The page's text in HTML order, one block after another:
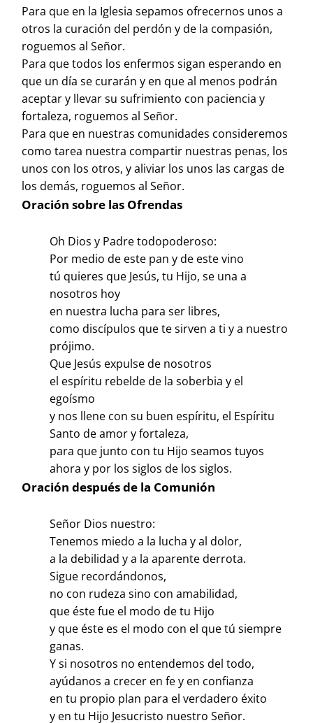
Para que en la Iglesia sepamos ofrecernos unos a
otros la curación del perdón y de la compasión,
roguemos al Señor.
Para que todos los enfermos sigan esperando en
que un día se curarán y en que al menos podrán
aceptar y llevar su sufrimiento con paciencia y
fortaleza, roguemos al Señor.
Para que en nuestras comunidades consideremos
como tarea nuestra compartir nuestras penas, los
unos con los otros, y aliviar los unos las cargas de
los demás, roguemos al Señor.
Oración sobre las Ofrendas
Oh Dios y Padre todopoderoso:
Por medio de este pan y de este vino
tú quieres que Jesús, tu Hijo, se una a
nosotros hoy
en nuestra lucha para ser libres,
como discípulos que te sirven a ti y a nuestro
prójimo.
Que Jesús expulse de nosotros
el espíritu rebelde de la soberbia y el
egoísmo
y nos llene con su buen espíritu, el Espíritu
Santo de amor y fortaleza,
para que junto con tu Hijo seamos tuyos
ahora y por los siglos de los siglos.
Oración después de la Comunión
Señor Dios nuestro:
Tenemos miedo a la lucha y al dolor,
a la debilidad y a la aparente derrota.
Sigue recordándonos,
no con rudeza sino con amabilidad,
que éste fue el modo de tu Hijo
y que éste es el modo con el que tú siempre
ganas.
Y si nosotros no entendemos del todo,
ayúdanos a crecer en fe y en confianza
en tu propio plan para el verdadero éxito
y en tu Hijo Jesucristo nuestro Señor.